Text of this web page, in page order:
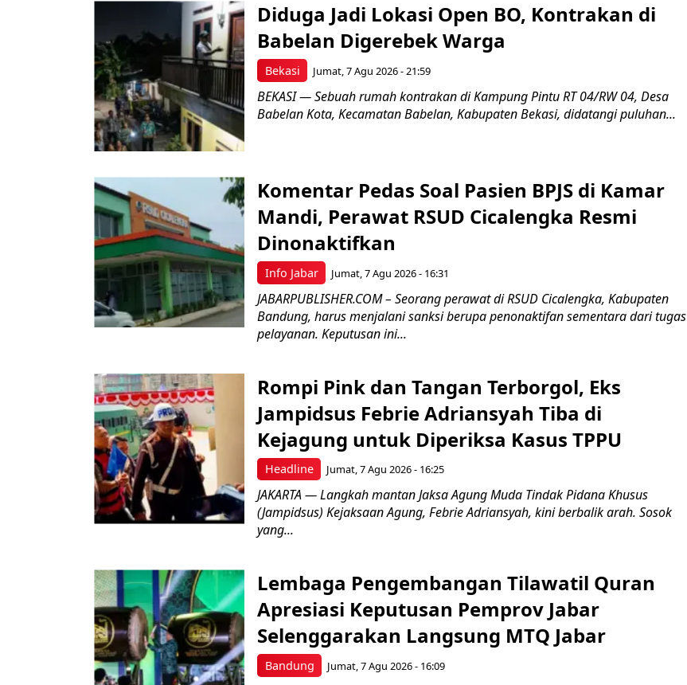
Bekasi
Diduga Jadi Lokasi Open BO, Kontrakan di
Babelan Digerebek Warga
Jumat, 7 Agu 2026 - 21:59
BEKASI — Sebuah rumah kontrakan di Kampung Pintu RT 04/RW 04, Desa
Babelan Kota, Kecamatan Babelan, Kabupaten Bekasi, didatangi puluhan...
Info Jabar
Komentar Pedas Soal Pasien BPJS di Kamar
Mandi, Perawat RSUD Cicalengka Resmi
Dinonaktifkan
Jumat, 7 Agu 2026 - 16:31
JABARPUBLISHER.COM – Seorang perawat di RSUD Cicalengka, Kabupaten
Bandung, harus menjalani sanksi berupa penonaktifan sementara dari tugas
pelayanan. Keputusan ini...
Headline
Rompi Pink dan Tangan Terborgol, Eks
Jampidsus Febrie Adriansyah Tiba di
Kejagung untuk Diperiksa Kasus TPPU
Jumat, 7 Agu 2026 - 16:25
JAKARTA — Langkah mantan Jaksa Agung Muda Tindak Pidana Khusus
(Jampidsus) Kejaksaan Agung, Febrie Adriansyah, kini berbalik arah. Sosok
yang...
Bandung
Lembaga Pengembangan Tilawatil Quran
Apresiasi Keputusan Pemprov Jabar
Selenggarakan Langsung MTQ Jabar
Jumat, 7 Agu 2026 - 16:09